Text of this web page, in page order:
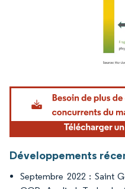
Image © Mordor Intelligence. La
Développements
Septembre 2022 : Saint